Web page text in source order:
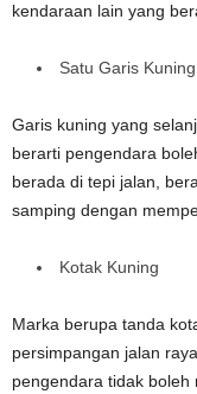
kendaraan lain yang
Satu Garis
Garis kuning yang
berarti pengendara
berada di tepi jalan,
samping dengan
Kotak Kuning
Marka berupa tanda
persimpangan jalan
pengendara tidak